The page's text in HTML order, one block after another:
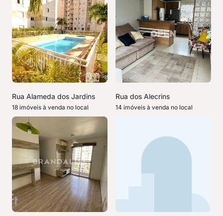
Rua Alameda dos Jardins
18 imóveis à venda no local
Rua dos Alecrins
14 imóveis à venda no local